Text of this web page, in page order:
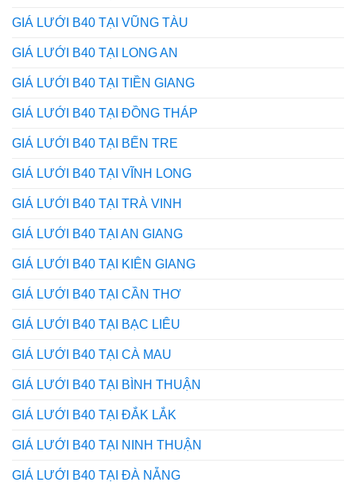
GIÁ LƯỚI B40 TẠI VŨNG TÀU
GIÁ LƯỚI B40 TẠI LONG AN
GIÁ LƯỚI B40 TẠI TIỀN GIANG
GIÁ LƯỚI B40 TẠI ĐỒNG THÁP
GIÁ LƯỚI B40 TẠI BẾN TRE
GIÁ LƯỚI B40 TẠI VĨNH LONG
GIÁ LƯỚI B40 TẠI TRÀ VINH
GIÁ LƯỚI B40 TẠI AN GIANG
GIÁ LƯỚI B40 TẠI KIÊN GIANG
GIÁ LƯỚI B40 TẠI CẦN THƠ
GIÁ LƯỚI B40 TẠI BẠC LIÊU
GIÁ LƯỚI B40 TẠI CÀ MAU
GIÁ LƯỚI B40 TẠI BÌNH THUẬN
GIÁ LƯỚI B40 TẠI ĐẮK LẮK
GIÁ LƯỚI B40 TẠI NINH THUẬN
GIÁ LƯỚI B40 TẠI ĐÀ NẴNG